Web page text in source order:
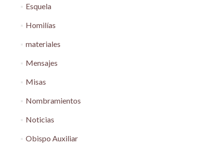
Esquela
Homilías
materiales
Mensajes
Misas
Nombramientos
Noticias
Obispo Auxiliar